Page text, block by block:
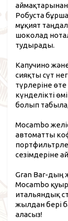
Робуста
мұқият
шоколад
тудырады.
Капучино
сияқты сүт
түрлеріне
күнделікті
болып
Mocambo
автоматты
сезімдеріне
Gran Bar-дың
Mocambo
итальяндық
жылдан бері
аласыз!